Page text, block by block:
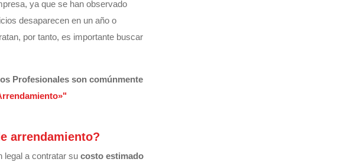
ya que se han observado
desaparecen en un año o
por tanto, es importante buscar
Profesionales son comúnmente
arrendamiento?
legal a contratar su costo estimado